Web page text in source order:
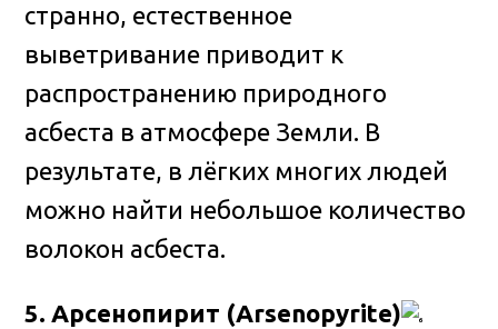
странно, естественное
выветривание приводит к
распространению природного
асбеста в атмосфере Земли. В
результате, в лёгких многих людей
можно найти небольшое количество
волокон асбеста.
5. Арсенопирит (Arsenopyrite)